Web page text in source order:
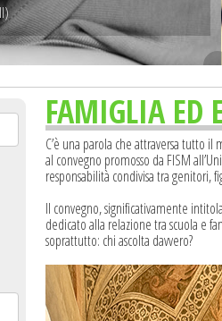
FAMIGLIA ED
C’è una parola che attraversa tutto
al convegno promosso da FISM
responsabilità condivisa tra genitori,
Il convegno, significativamente
dedicato alla relazione tra scuola e
soprattutto: chi ascolta davvero?